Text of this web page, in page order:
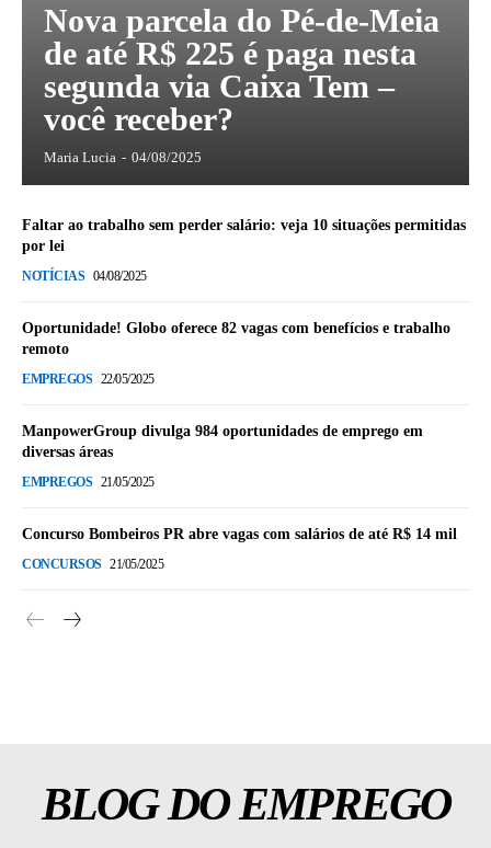
Nova parcela do Pé-de-Meia
de até R$ 225 é paga nesta
segunda via Caixa Tem –
você receber?
Maria Lucia - 04/08/2025
Faltar ao trabalho sem perder salário: veja 10 situações permitidas
por lei
NOTÍCIAS 04/08/2025
Oportunidade! Globo oferece 82 vagas com benefícios e trabalho
remoto
EMPREGOS 22/05/2025
ManpowerGroup divulga 984 oportunidades de emprego em
diversas áreas
EMPREGOS 21/05/2025
Concurso Bombeiros PR abre vagas com salários de até R$ 14 mil
CONCURSOS 21/05/2025
BLOG DO EMPREGO